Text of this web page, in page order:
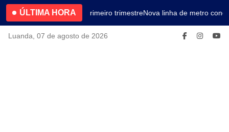
ÚLTIMA HORA4.2% no primeiro trimestreNova linha de metro
Luanda, 07 de agosto de 2026